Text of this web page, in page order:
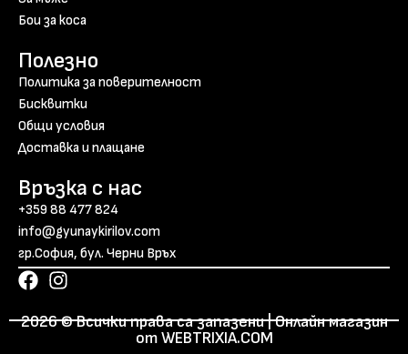
Бои за коса
Полезно
Политика за поверителност
Бисквитки
Общи условия
Доставка и плащане
Връзка с нас
+359 88 477 824
info@gyunaykirilov.com
гр.София, бул. Черни Връх
2026 © Всички права са запазени | Онлайн магазин
от WEBTRIXIA.COM